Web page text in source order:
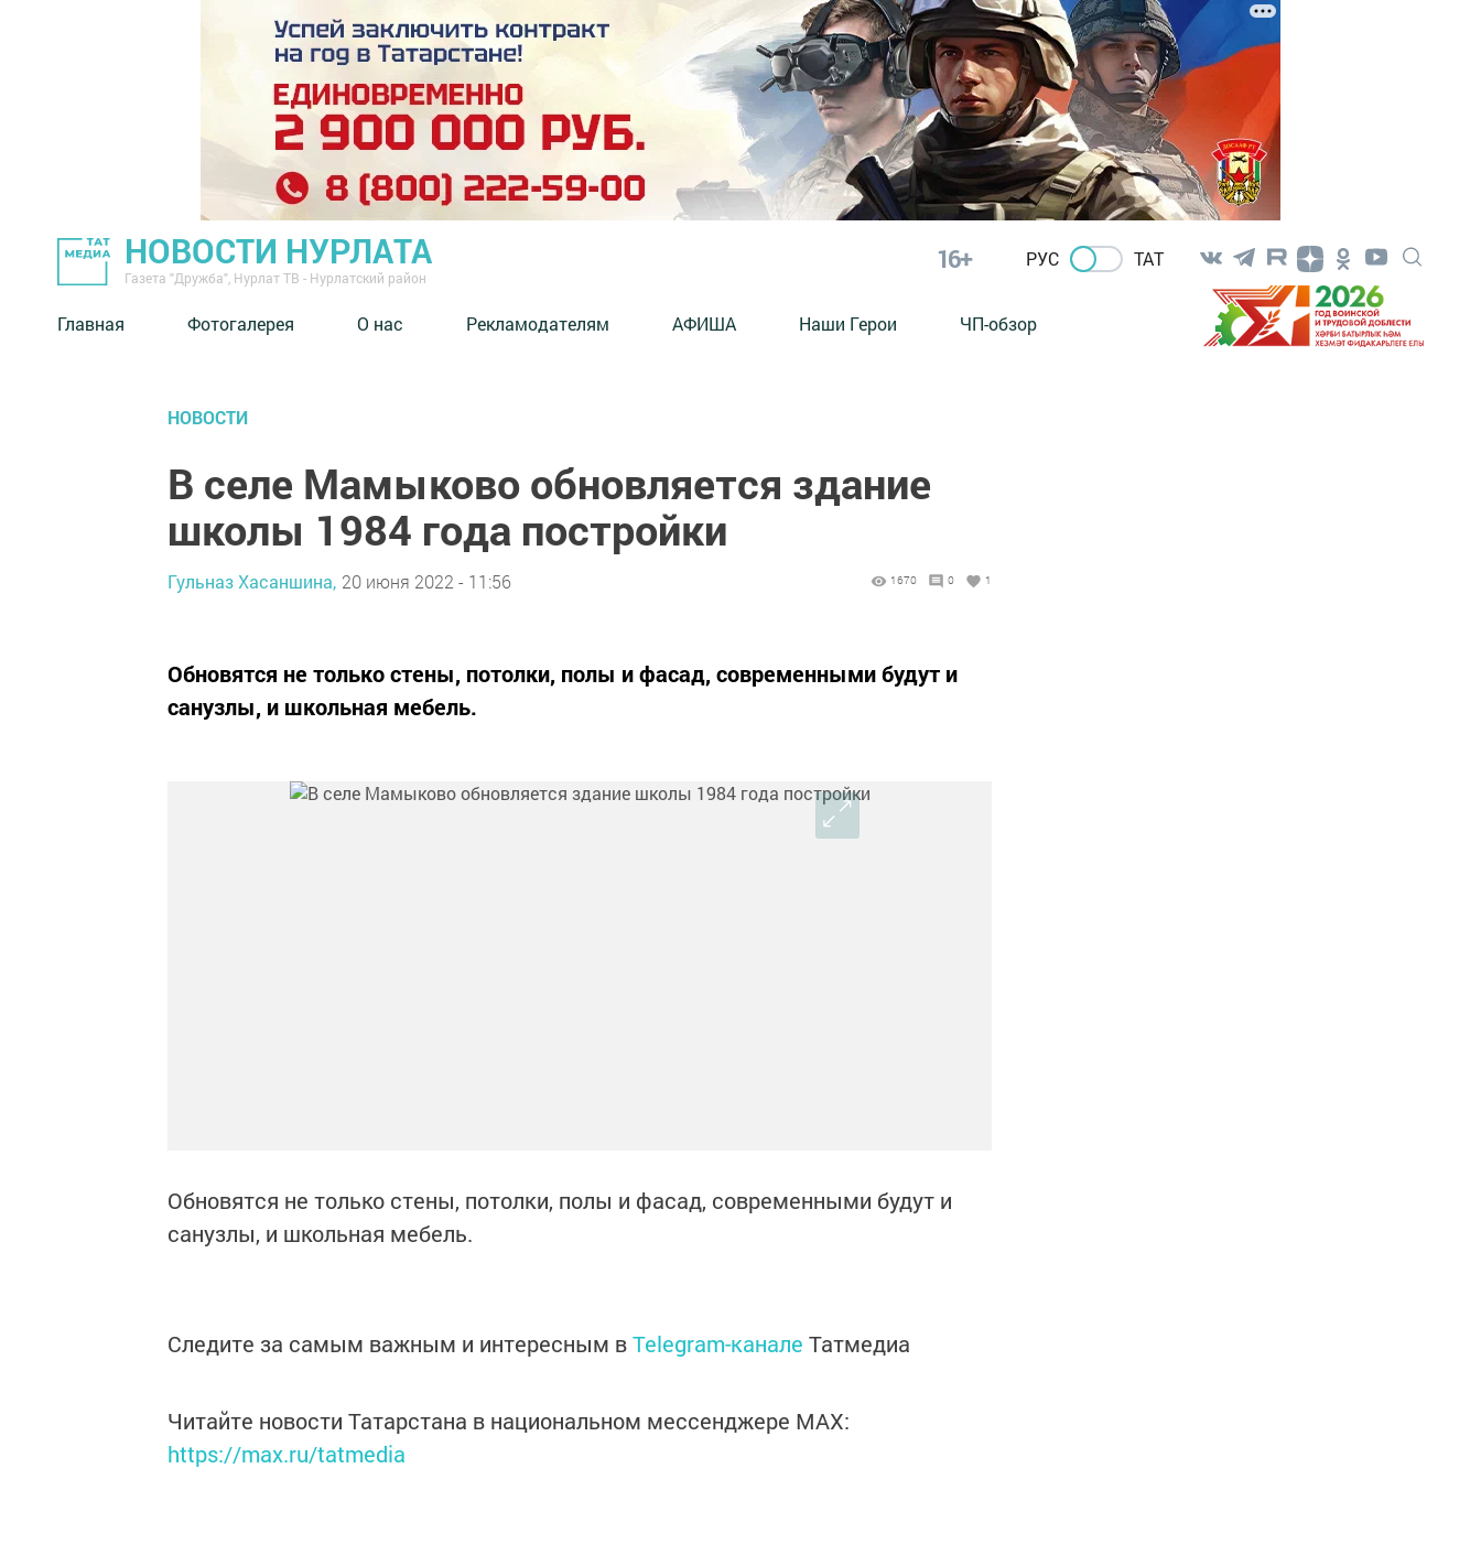
НОВОСТИ НУРЛАТА
Газета "Дружба", Нурлат ТВ - Нурлатский район
16+ РУС ТАТ
Главная Фотогалерея О нас Рекламодателям АФИША Наши Герои ЧП-обзор
НОВОСТИ
В селе Мамыково обновляется здание
школы 1984 года постройки
Гульназ Хасаншина, 20 июня 2022 - 11:56 1670 0 1
Обновятся не только стены, потолки, полы и фасад, современными будут и
санузлы, и школьная мебель.
Обновятся не только стены, потолки, полы и фасад, современными будут и
санузлы, и школьная мебель.
Следите за самым важным и интересным вTelegram-канале Татмедиа
Читайте новости Татарстана в национальном мессенджере MАХ:
https://max.ru/tatmedia